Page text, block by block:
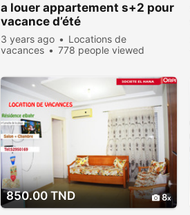
a louer appartement s+2 pour
vacance d’été
3 years ago
Locations de
vacances
778 people viewed
850.00 TND 8